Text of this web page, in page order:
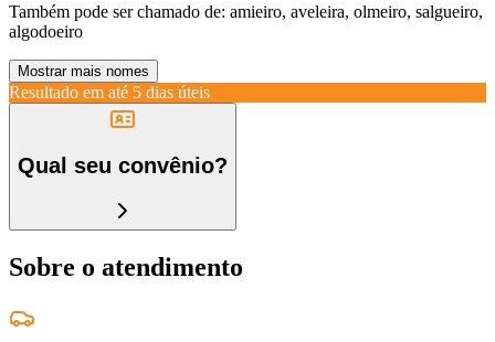
Também pode ser chamado de: amieiro, aveleira, olmeiro, salgueiro,
algodoeiro
Mostrar mais nomes
Resultado em até 5 dias úteis
Qual seu convênio?
Sobre o atendimento